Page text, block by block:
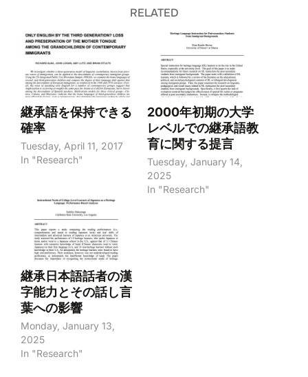
RELATED
継承語を保持できる
確率
Tuesday, April 11, 2017
In "Research"
2000年初期の大学
レベルでの継承語教
育に関する提言
Tuesday, January 14,
2025
In "Research"
継承日本語話者の漢
字能力とその話し言
葉への影響
Monday, January 13,
2025
In "Research"